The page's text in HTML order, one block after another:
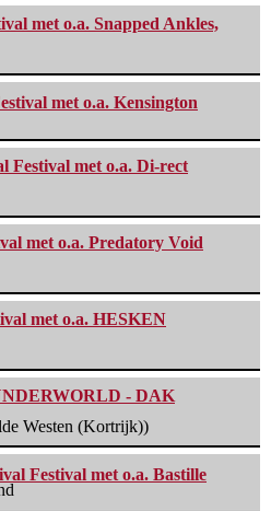
met o.a. Snapped Ankles,
met o.a. Kensington
Festival met o.a. Di-rect
met o.a. Predatory Void
met o.a. HESKEN
- DAK
Westen (Kortrijk))
Festival met o.a. Bastille